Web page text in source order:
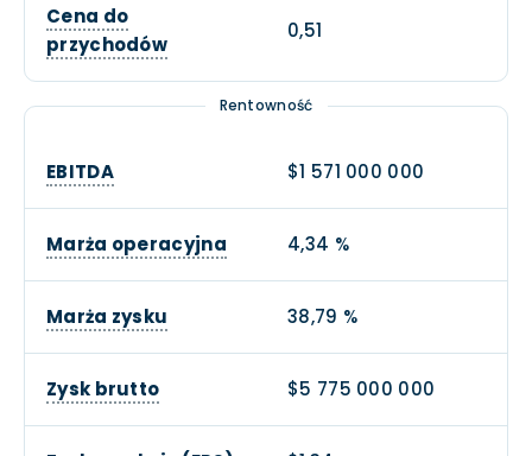
Cena do
przychodów
0,51
Rentowność
EBITDA $1 571 000 000
Marża operacyjna 4,34 %
Marża zysku 38,79 %
Zysk brutto $5 775 000 000